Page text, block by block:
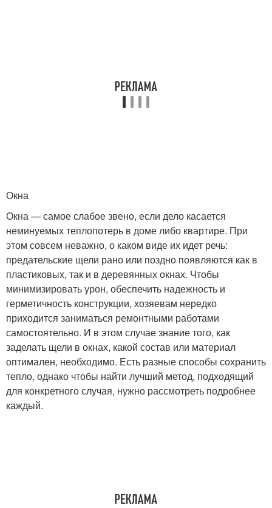
Окна
Окна — самое слабое звено, если дело касается
неминуемых теплопотерь в доме либо квартире. При
этом совсем неважно, о каком виде их идет речь:
предательские щели рано или поздно появляются как в
пластиковых, так и в деревянных окнах. Чтобы
минимизировать урон, обеспечить надежность и
герметичность конструкции, хозяевам нередко
приходится заниматься ремонтными работами
самостоятельно. И в этом случае знание того, как
заделать щели в окнах, какой состав или материал
оптимален, необходимо. Есть разные способы сохранить
тепло, однако чтобы найти лучший метод, подходящий
для конкретного случая, нужно рассмотреть подробнее
каждый.